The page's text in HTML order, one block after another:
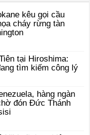
kêu gọi cầu
cháy rừng tàn
tại Hiroshima:
tìm kiếm công lý
hàng ngàn
đón Đức Thánh